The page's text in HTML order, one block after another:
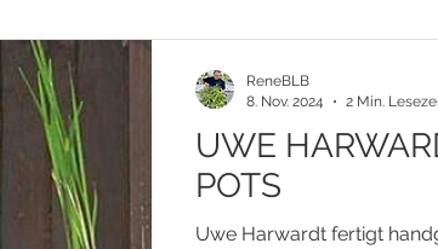
UWE
POTS
Uwe Harwardt fertigt
ReneBLB
8. Nov. 2024
2 Min.